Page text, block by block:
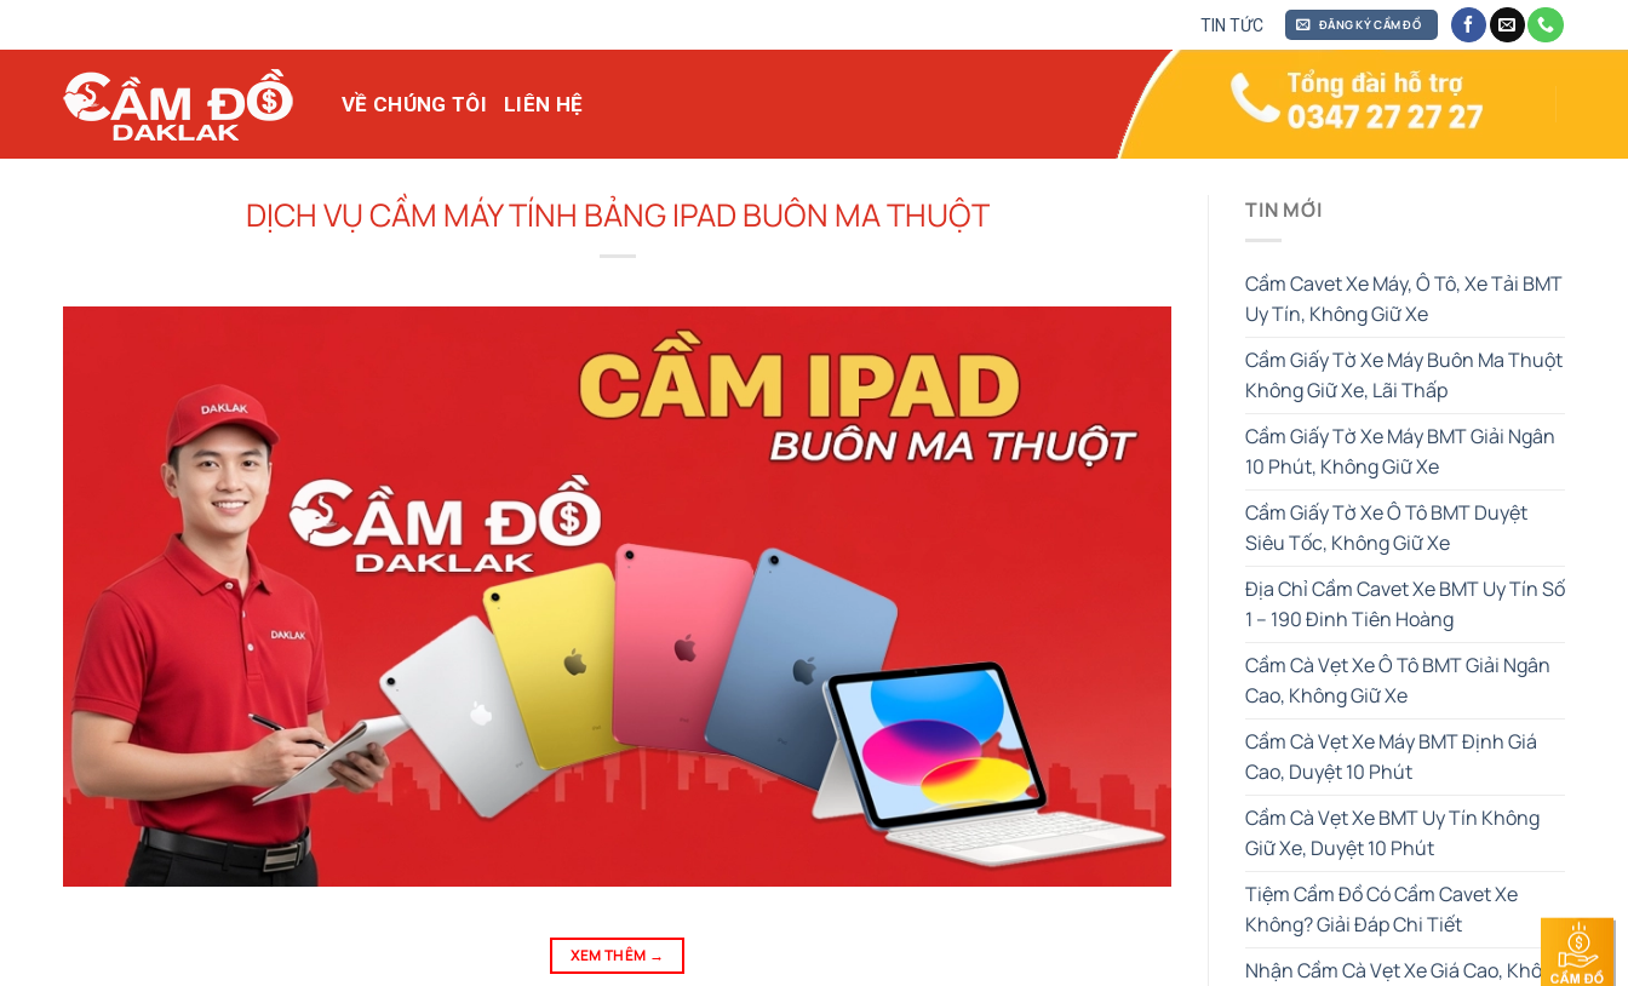
qua
TIN TỨC ĐĂNG KÝ CẦM ĐỒ
VỀ CHÚNG TÔI LIÊN HỆ
DỊCH VỤ CẦM MÁY TÍNH BẢNG IPAD BUÔN MA THUỘT
XEM THÊM →
TIN MỚI
Cầm Cavet Xe Máy, Ô Tô, Xe Tải BMT
Uy Tín, Không Giữ Xe
Cầm Giấy Tờ Xe Máy Buôn Ma Thuột
Không Giữ Xe, Lãi Thấp
Cầm Giấy Tờ Xe Máy BMT Giải Ngân
10 Phút, Không Giữ Xe
Cầm Giấy Tờ Xe Ô Tô BMT Duyệt
Siêu Tốc, Không Giữ Xe
Địa Chỉ Cầm Cavet Xe BMT Uy Tín Số
1 – 190 Đinh Tiên Hoàng
Cầm Cà Vẹt Xe Ô Tô BMT Giải Ngân
Cao, Không Giữ Xe
Cầm Cà Vẹt Xe Máy BMT Định Giá
Cao, Duyệt 10 Phút
Cầm Cà Vẹt Xe BMT Uy Tín Không
Giữ Xe, Duyệt 10 Phút
Tiệm Cầm Đồ Có Cầm Cavet Xe
Không? Giải Đáp Chi Tiết
Nhận Cầm Cà Vẹt Xe Giá Cao, Không